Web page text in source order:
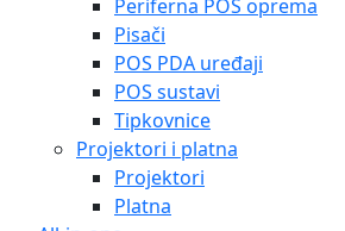
Periferna POS oprema
Pisači
POS PDA uređaji
POS sustavi
Tipkovnice
Projektori i platna
Projektori
Platna